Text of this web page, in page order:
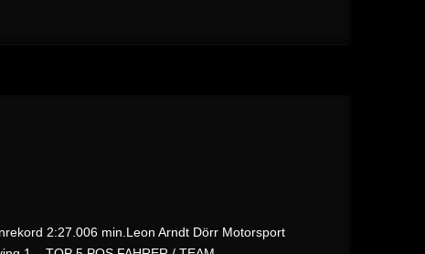
2:27.006 min.Leon Arndt Dörr Motorsport